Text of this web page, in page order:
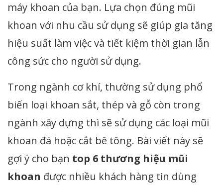
máy khoan của bạn. Lựa chọn đúng mũi
khoan với nhu cầu sử dụng sẽ giúp gia tăng
hiệu suất làm việc và tiết kiệm thời gian lẫn
công sức cho người sử dụng.
Trong ngành cơ khí, thường sử dụng phổ
biến loại khoan sắt, thép và gỗ còn trong
ngành xây dựng thì sẽ sử dụng các loại mũi
khoan đá hoặc cắt bê tông. Bài viết này sẽ
gợi ý cho bạn top 6 thương hiệu mũi
khoan được nhiều khách hàng tin dùng